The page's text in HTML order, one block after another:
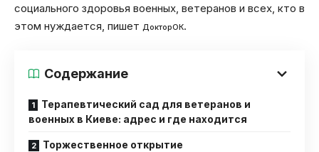
социального здоровья военных, ветеранов и всех, кто в
этом нуждается, пишет ДокторОК.
Содержание
Терапевтический сад для ветеранов и
военных в Киеве: адрес и где находится
Торжественное открытие